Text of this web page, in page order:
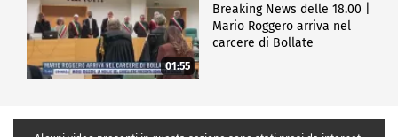
01:55
Breaking News delle 18.00 |
Mario Roggero arriva nel
carcere di Bollate